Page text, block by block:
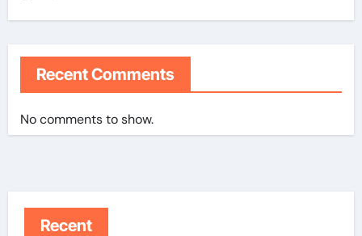
Recent Comments
No comments to show.
Recent